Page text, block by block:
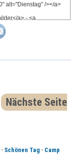
Nächste Seite
- Schönen Tag- Camp